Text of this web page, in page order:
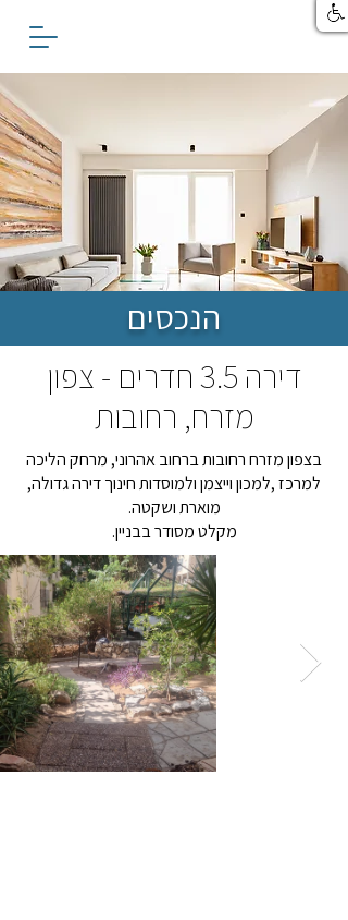
הנכסים
דירה 3.5 חדרים - צפון
מזרח, רחובות
בצפון מזרח רחובות ברחוב אהרוני, מרחק הליכה
למרכז ,למכון וייצמן ולמוסדות חינוך דירה גדולה,
מוארת ושקטה.
מקלט מסודר בבניין.